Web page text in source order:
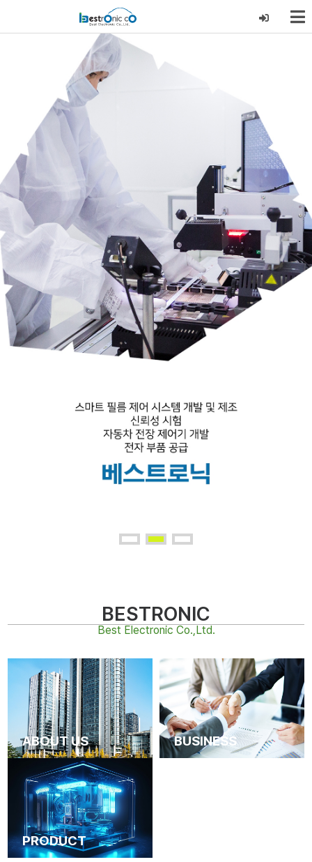
BESTRONIC
Best Electronic Co.,Ltd.
ABOUT US BUSINESS
PRODUCT